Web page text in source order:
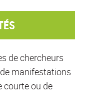
de chercheurs
manifestations
courte ou de